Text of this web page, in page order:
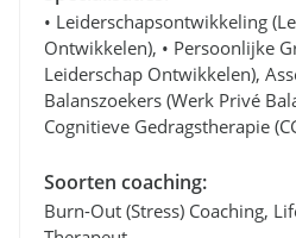
• Leiderschapsontwikkeling
Ontwikkelen), • Persoonlijke
Leiderschap Ontwikkelen),
Balanszoekers (werk Privé
Cognitieve Gedragstherapie
Soorten coaching:
Burn-Out (stress) Coaching,